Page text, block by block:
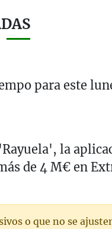
para este
la
de 4 M€ en
o que no se